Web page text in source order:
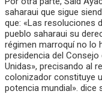
saharaui que sigue
que: «Las resoluciones
pueblo saharaui su
régimen marroquí no lo
presidencia del
Unidas», precisando al
colonizador constituye
potencia mundial». dice